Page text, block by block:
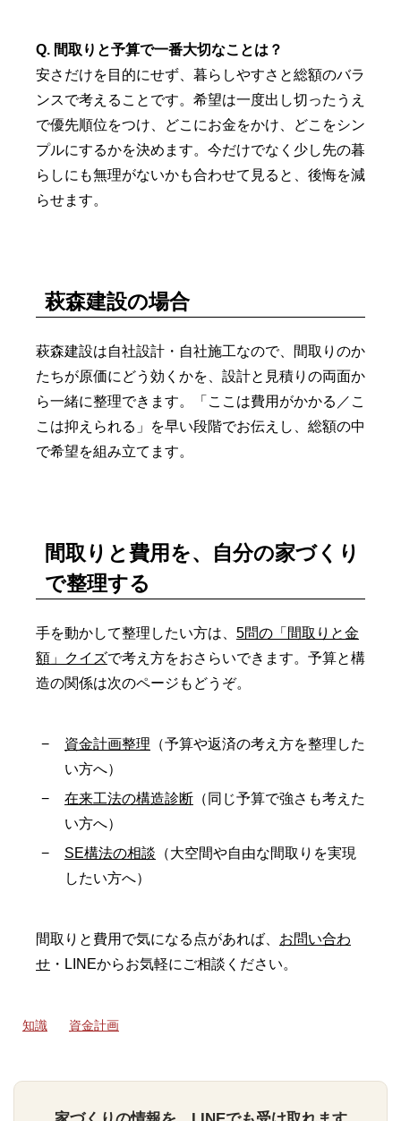
Q. 間取りと予算で一番大切なことは？
安さだけを目的にせず、暮らしやすさと総額のバラ
ンスで考えることです。希望は一度出し切ったうえ
で優先順位をつけ、どこにお金をかけ、どこをシン
プルにするかを決めます。今だけでなく少し先の暮
らしにも無理がないかも合わせて見ると、後悔を減
らせます。
萩森建設の場合
萩森建設は自社設計・自社施工なので、間取りのか
たちが原価にどう効くかを、設計と見積りの両面か
ら一緒に整理できます。「ここは費用がかかる／こ
こは抑えられる」を早い段階でお伝えし、総額の中
で希望を組み立てます。
間取りと費用を、自分の家づくり
で整理する
手を動かして整理したい方は、 5問の「間取りと金
額」クイズで考え方をおさらいできます。予算と構
造の関係は次のページもどうぞ。
資金計画整理 （予算や返済の考え方を整理した
い方へ）
在来工法の構造診断 （同じ予算で強さも考えた
い方へ）
SE構法の相談 （大空間や自由な間取りを実現
したい方へ）
間取りと費用で気になる点があれば、 お問い合わ
せ ・LINEからお気軽にご相談ください。
知識 資金計画